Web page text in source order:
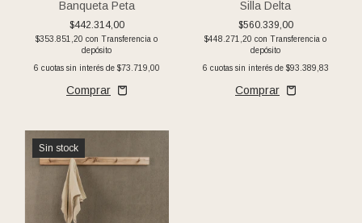
Banqueta Peta
$442.314,00
$353.851,20 con Transferencia o
depósito
6 cuotas sin interés de $73.719,00
Silla Delta
$560.339,00
$448.271,20 con Transferencia o
depósito
6 cuotas sin interés de $93.389,83
Sin stock